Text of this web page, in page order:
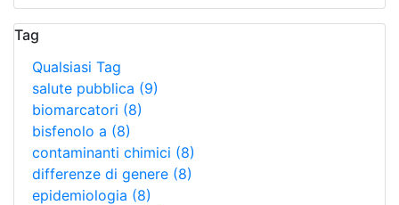
Tag
Qualsiasi Tag
salute pubblica (9)
biomarcatori (8)
bisfenolo a (8)
contaminanti chimici (8)
differenze di genere (8)
epidemiologia (8)